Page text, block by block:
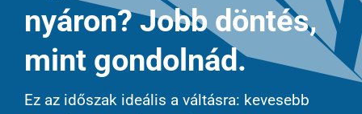
nyáron? Jobb döntés,
mint gondolnád.
Ez az időszak ideális a váltásra: kevesebb